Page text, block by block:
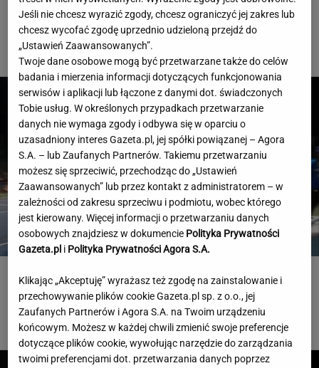
świata
LIGUE 1
Cały świat widział, jak Switolina potraktowała rywalkę po
meczu
TENIS
Jeśli nie chcesz wyrazić zgody, chcesz ograniczyć jej zakres lub
chcesz wycofać zgodę uprzednio udzieloną przejdź do
„Ustawień Zaawansowanych”.
Twoje dane osobowe mogą być przetwarzane także do celów
badania i mierzenia informacji dotyczących funkcjonowania
serwisów i aplikacji lub łączone z danymi dot. świadczonych
Tobie usług. W określonych przypadkach przetwarzanie
danych nie wymaga zgody i odbywa się w oparciu o
uzasadniony interes Gazeta.pl, jej spółki powiązanej – Agora
S.A. – lub Zaufanych Partnerów. Takiemu przetwarzaniu
możesz się sprzeciwić, przechodząc do „Ustawień
Zaawansowanych” lub przez kontakt z administratorem – w
zależności od zakresu sprzeciwu i podmiotu, wobec którego
jest kierowany. Więcej informacji o przetwarzaniu danych
osobowych znajdziesz w dokumencie Polityka Prywatności
Gazeta.pl i Polityka Prywatności Agora S.A.
Klikając „Akceptuję” wyrażasz też zgodę na zainstalowanie i
przechowywanie plików cookie Gazeta.pl sp. z o.o., jej
Zaufanych Partnerów i Agora S.A. na Twoim urządzeniu
końcowym. Możesz w każdej chwili zmienić swoje preferencje
dotyczące plików cookie, wywołując narzędzie do zarządzania
twoimi preferencjami dot. przetwarzania danych poprzez